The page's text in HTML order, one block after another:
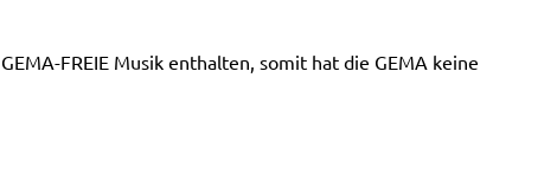
FREIE Musik enthalten, somit hat die GEMA keine